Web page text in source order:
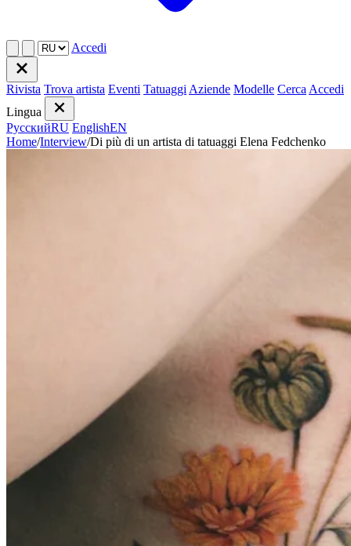
Accedi
Rivista Trova artista Eventi Tatuaggi Aziende Modelle Cerca Accedi
Lingua
РусскийRU EnglishEN
Home/Interview/Di più di un artista di tatuaggi Elena Fedchenko